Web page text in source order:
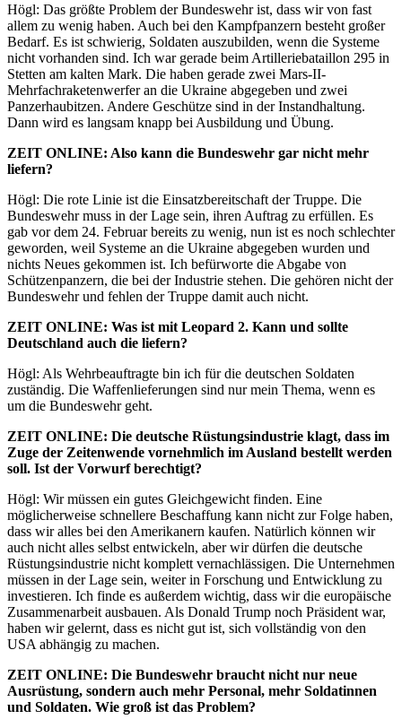
Högl: Das größte Problem der Bundeswehr ist, dass wir von fast
allem zu wenig haben. Auch bei den Kampfpanzern besteht großer
Bedarf. Es ist schwierig, Soldaten auszubilden, wenn die Systeme
nicht vorhanden sind. Ich war gerade beim Artilleriebataillon 295 in
Stetten am kalten Mark. Die haben gerade zwei Mars-II-
Mehrfachraketenwerfer an die Ukraine abgegeben und zwei
Panzerhaubitzen. Andere Geschütze sind in der Instandhaltung.
Dann wird es langsam knapp bei Ausbildung und Übung.
ZEIT ONLINE: Also kann die Bundeswehr gar nicht mehr
liefern?
Högl: Die rote Linie ist die Einsatzbereitschaft der Truppe. Die
Bundeswehr muss in der Lage sein, ihren Auftrag zu erfüllen. Es
gab vor dem 24. Februar bereits zu wenig, nun ist es noch schlechter
geworden, weil Systeme an die Ukraine abgegeben wurden und
nichts Neues gekommen ist. Ich befürworte die Abgabe von
Schützenpanzern, die bei der Industrie stehen. Die gehören nicht der
Bundeswehr und fehlen der Truppe damit auch nicht.
ZEIT ONLINE: Was ist mit Leopard 2. Kann und sollte
Deutschland auch die liefern?
Högl: Als Wehrbeauftragte bin ich für die deutschen Soldaten
zuständig. Die Waffenlieferungen sind nur mein Thema, wenn es
um die Bundeswehr geht.
ZEIT ONLINE: Die deutsche Rüstungsindustrie klagt, dass im
Zuge der Zeitenwende vornehmlich im Ausland bestellt werden
soll. Ist der Vorwurf berechtigt?
Högl: Wir müssen ein gutes Gleichgewicht finden. Eine
möglicherweise schnellere Beschaffung kann nicht zur Folge haben,
dass wir alles bei den Amerikanern kaufen. Natürlich können wir
auch nicht alles selbst entwickeln, aber wir dürfen die deutsche
Rüstungsindustrie nicht komplett vernachlässigen. Die Unternehmen
müssen in der Lage sein, weiter in Forschung und Entwicklung zu
investieren. Ich finde es außerdem wichtig, dass wir die europäische
Zusammenarbeit ausbauen. Als Donald Trump noch Präsident war,
haben wir gelernt, dass es nicht gut ist, sich vollständig von den
USA abhängig zu machen.
ZEIT ONLINE: Die Bundeswehr braucht nicht nur neue
Ausrüstung, sondern auch mehr Personal, mehr Soldatinnen
und Soldaten. Wie groß ist das Problem?